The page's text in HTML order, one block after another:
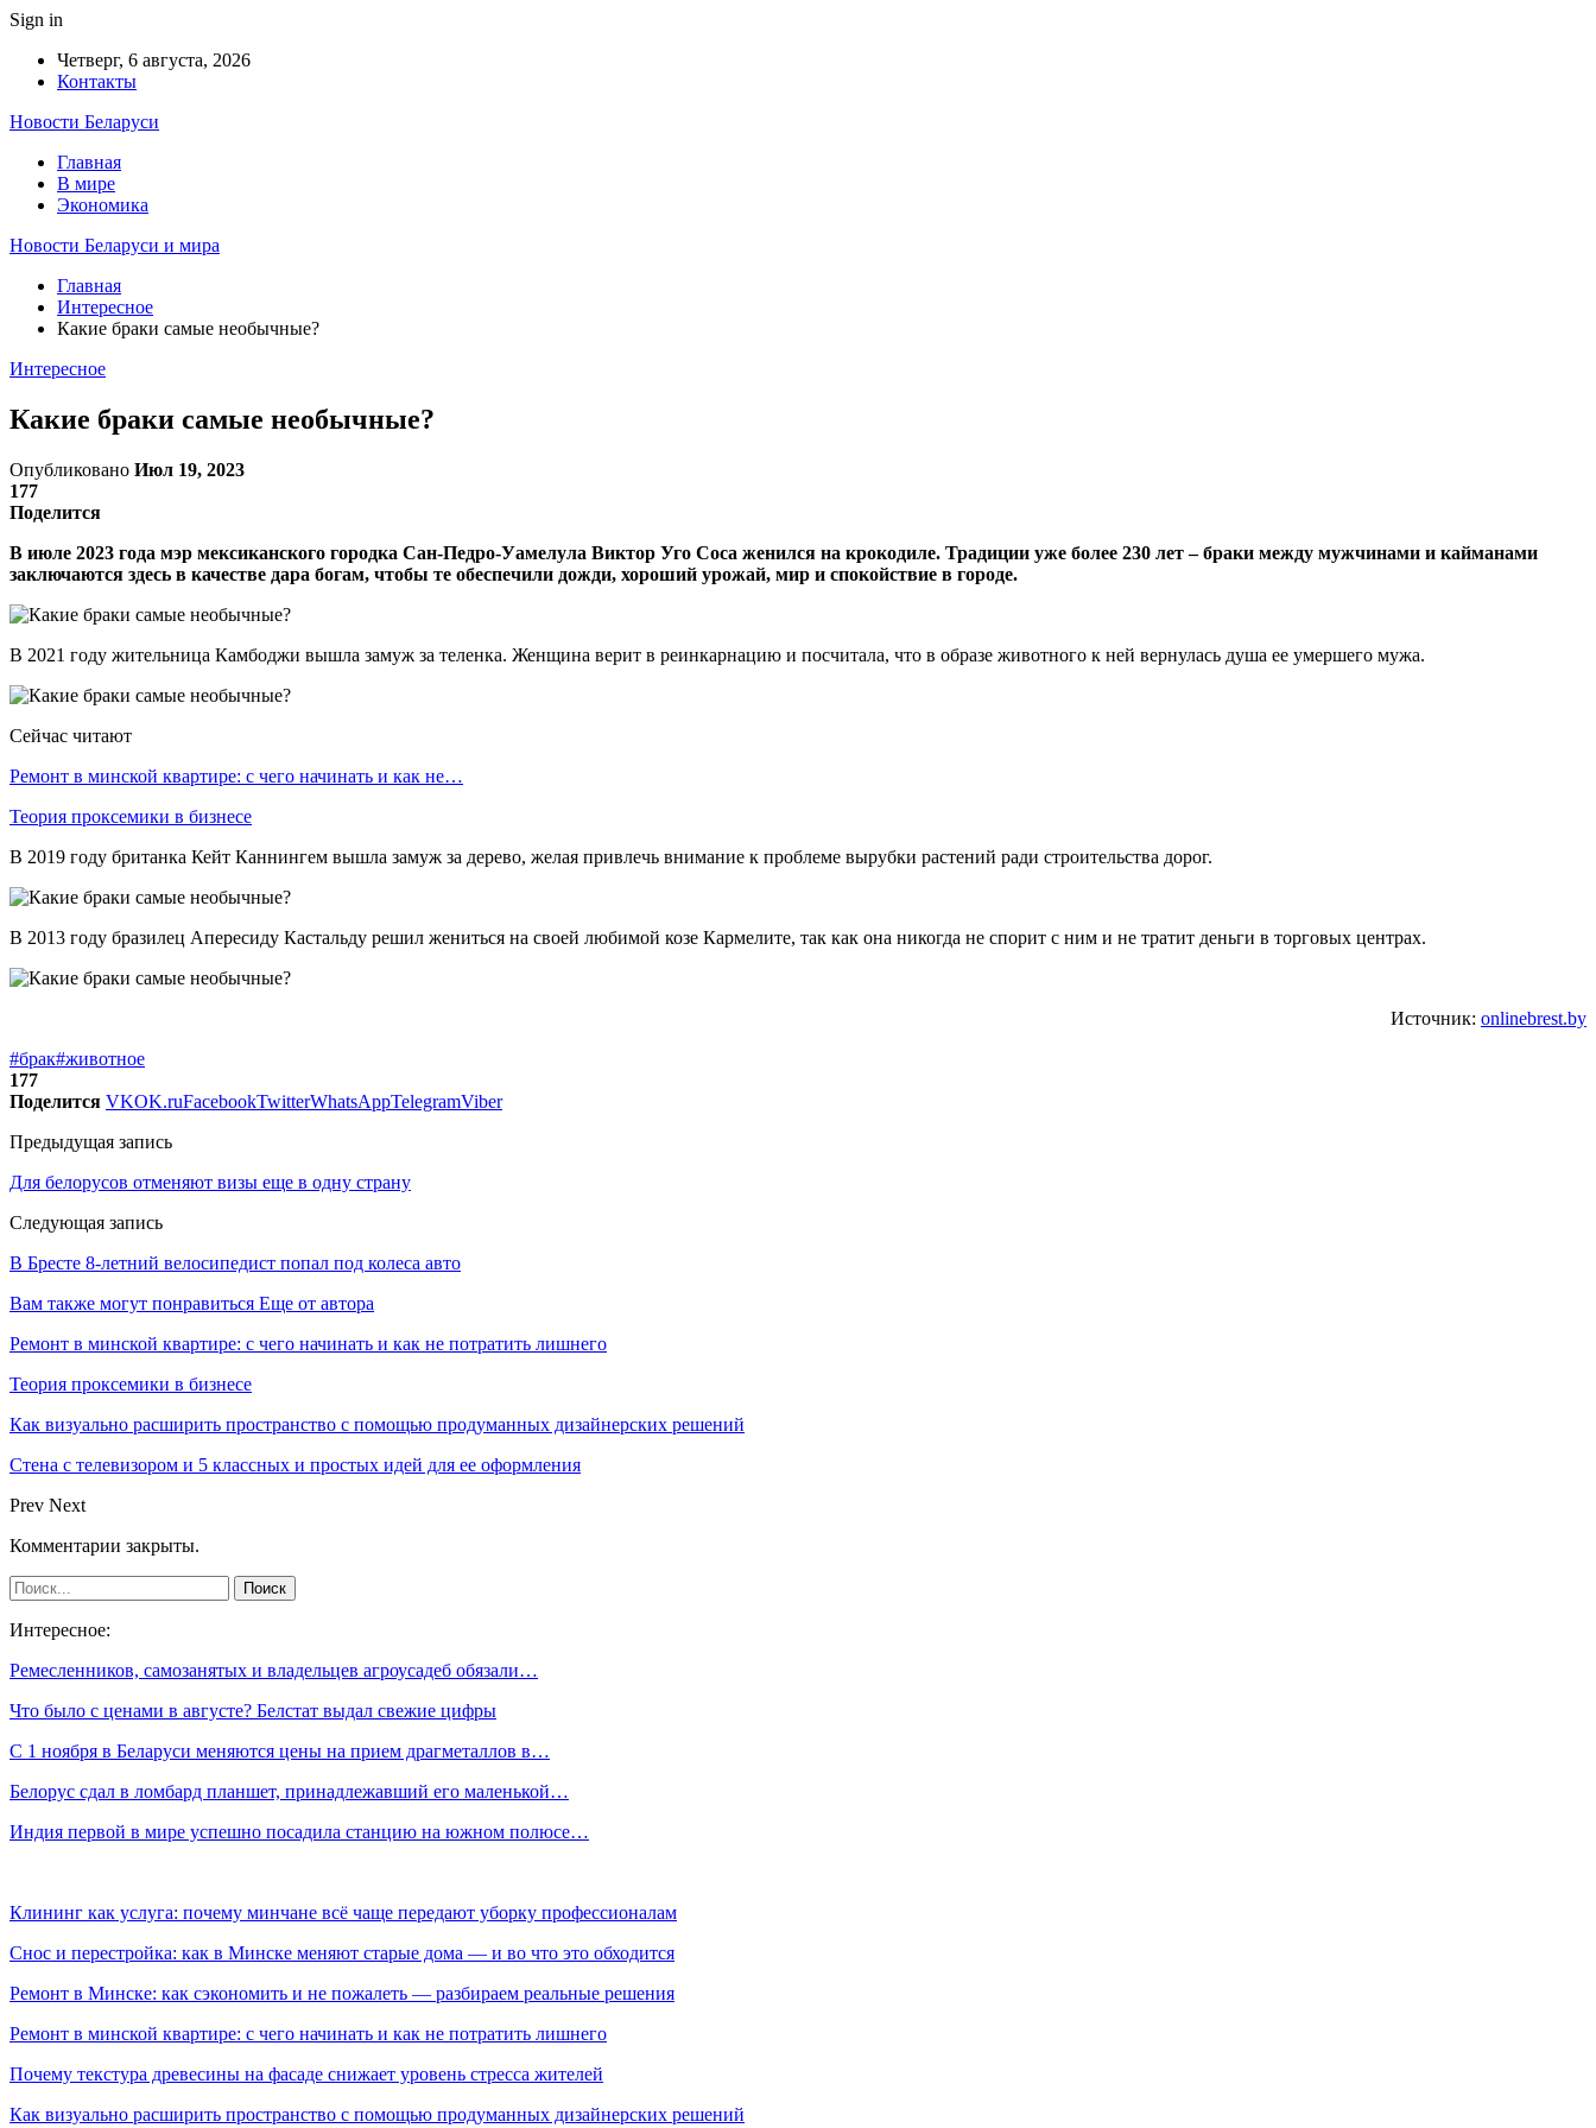
Sign in
Четверг, 6 августа, 2026
Контакты
Новости Беларуси
Главная
В мире
Экономика
Новости Беларуси и мира
Главная
Интересное
Какие браки самые необычные?
Интересное
Какие браки самые необычные?
Опубликовано Июл 19, 2023
177
Поделится
В июле 2023 года мэр мексиканского городка Сан-Педро-Уамелула Виктор Уго Соса женился на крокодиле. Традиции уже более 230 лет – браки между мужчинами и кайманами
заключаются здесь в качестве дара богам, чтобы те обеспечили дожди, хороший урожай, мир и спокойствие в городе.
В 2021 году жительница Камбоджи вышла замуж за теленка. Женщина верит в реинкарнацию и посчитала, что в образе животного к ней вернулась душа ее умершего мужа.
Сейчас читают
Ремонт в минской квартире: с чего начинать и как не…
Теория проксемики в бизнесе
В 2019 году британка Кейт Каннингем вышла замуж за дерево, желая привлечь внимание к проблеме вырубки растений ради строительства дорог.
В 2013 году бразилец Апересиду Кастальду решил жениться на своей любимой козе Кармелите, так как она никогда не спорит с ним и не тратит деньги в торговых центрах.
Источник: onlinebrest.by
#брак#животное
177
Поделится VKOK.ruFacebookTwitterWhatsAppTelegramViber
Предыдущая запись
Для белорусов отменяют визы еще в одну страну
Следующая запись
В Бресте 8-летний велосипедист попал под колеса авто
Вам также могут понравиться Еще от автора
Ремонт в минской квартире: с чего начинать и как не потратить лишнего
Теория проксемики в бизнесе
Как визуально расширить пространство с помощью продуманных дизайнерских решений
Стена с телевизором и 5 классных и простых идей для ее оформления
Prev Next
Комментарии закрыты.
Интересное:
Ремесленников, самозанятых и владельцев агроусадеб обязали…
Что было с ценами в августе? Белстат выдал свежие цифры
С 1 ноября в Беларуси меняются цены на прием драгметаллов в…
Белорус сдал в ломбард планшет, принадлежавший его маленькой…
Индия первой в мире успешно посадила станцию на южном полюсе…
Клининг как услуга: почему минчане всё чаще передают уборку профессионалам
Снос и перестройка: как в Минске меняют старые дома — и во что это обходится
Ремонт в Минске: как сэкономить и не пожалеть — разбираем реальные решения
Ремонт в минской квартире: с чего начинать и как не потратить лишнего
Почему текстура древесины на фасаде снижает уровень стресса жителей
Как визуально расширить пространство с помощью продуманных дизайнерских решений